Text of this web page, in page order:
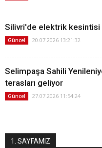
Silivri'de elektrik kesintisi
Güncel 20.07.2026 13:21:32
Selimpaşa Sahili
terasları geliyor
Güncel 27.07.2026 11:54:24
1. SAYFAMIZ